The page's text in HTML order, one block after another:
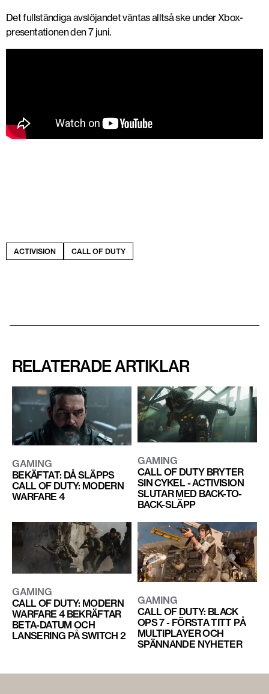
Det fullständiga avslöjandet väntas alltså ske under Xbox-
presentationen den 7 juni.
ACTIVISION CALL OF DUTY
RELATERADE ARTIKLAR
GAMING
BEKÄFTAT: DÅ SLÄPPS
CALL OF DUTY: MODERN
WARFARE 4
GAMING
CALL OF DUTY BRYTER
SIN CYKEL - ACTIVISION
SLUTAR MED BACK-TO-
BACK-SLÄPP
GAMING
CALL OF DUTY: MODERN
WARFARE 4 BEKRÄFTAR
BETA-DATUM OCH
LANSERING PÅ SWITCH 2
GAMING
CALL OF DUTY: BLACK
OPS 7 - FÖRSTA TITT PÅ
MULTIPLAYER OCH
SPÄNNANDE NYHETER